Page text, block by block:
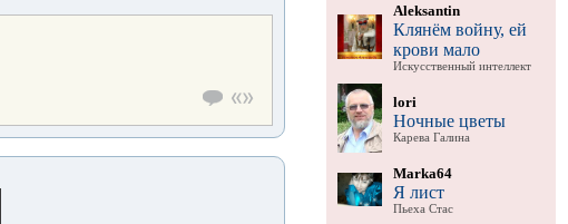
Aleksantin
Клянём войну, ей
крови мало
Искусственный интеллект
lori
Ночные цветы
Карева Галина
Marka64
Я лист
Пьеха Стас